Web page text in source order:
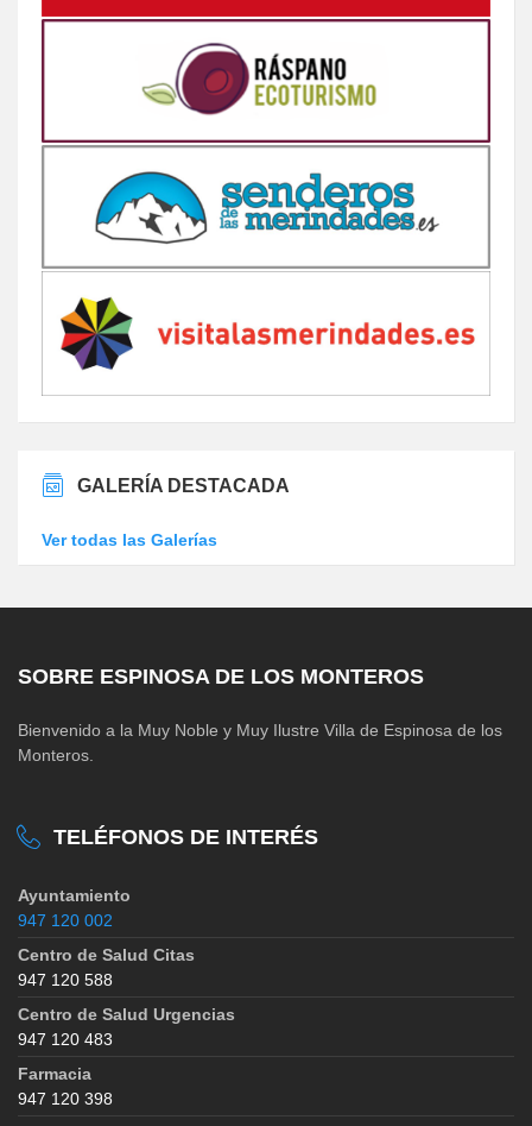
GALERÍA DESTACADA
Ver todas las Galerías
SOBRE ESPINOSA DE LOS MONTEROS
Bienvenido a la Muy Noble y Muy Ilustre Villa de Espinosa de los
Monteros.
TELÉFONOS DE INTERÉS
Ayuntamiento
947 120 002
Centro de Salud Citas
947 120 588
Centro de Salud Urgencias
947 120 483
Farmacia
947 120 398